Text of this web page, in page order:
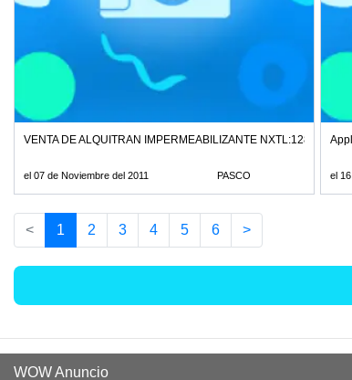
VENTA DE ALQUITRAN IMPERMEABILIZANTE NXTL:128*1840
el 07 de Noviembre del 2011 PASCO el
< 1 2 3 4 5 6 >
WOW Anuncio